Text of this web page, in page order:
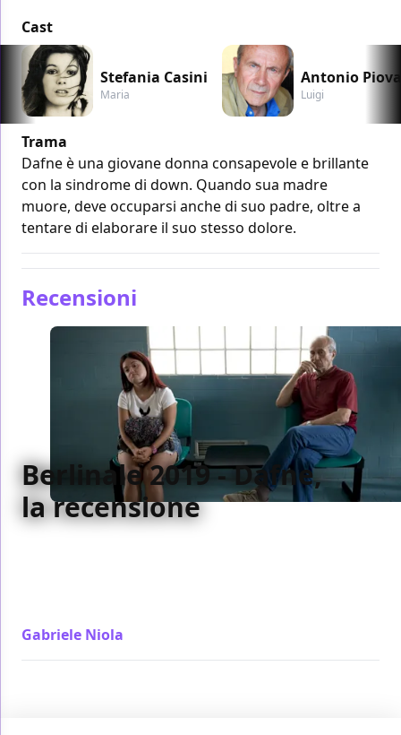
Cast
Stefania Casini
Maria
Antonio
Luigi
Trama
Dafne è una giovane donna consapevole e brillante
con la sindrome di down. Quando sua madre
muore, deve occuparsi anche di suo padre, oltre a
tentare di elaborare il suo stesso dolore.
Recensioni
Berlinale 2019 - Dafne,
la recensione
Gabriele Niola